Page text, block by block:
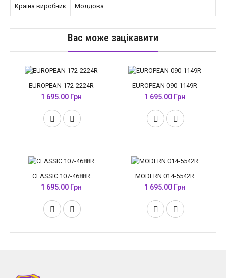
Країна виробник Молдова
Вас може зацікавити
EUROPEAN 172-2224R
1 695.00 Грн
EUROPEAN 090-1149R
1 695.00 Грн
CLASSIC 107-4688R
1 695.00 Грн
MODERN 014-5542R
1 695.00 Грн